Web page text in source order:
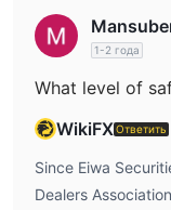
platforms may
terms of technical
those who rely on
consider
1-2 года
WikiFXОтветить
Since Eiwa
Dealers